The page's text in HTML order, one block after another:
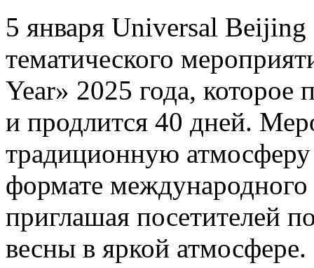
5 января Universal
тематического
Year» 2025 года, которое
и продлится 40 дней.
традиционную атмосферу
формате международного
приглашая посетителей
весны в яркой атмосфере.